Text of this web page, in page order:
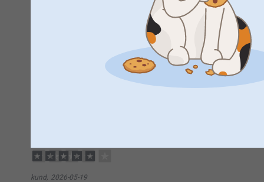
2026-07-09
Klart och tydlig bild ! Trevligt att ha i min soffa
13:47
kund, 2026-05-19